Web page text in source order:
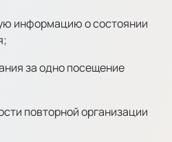
информацию о состоянии
за одно посещение
повторной организации